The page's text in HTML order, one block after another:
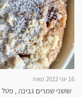
16 יוני 2022 מאת